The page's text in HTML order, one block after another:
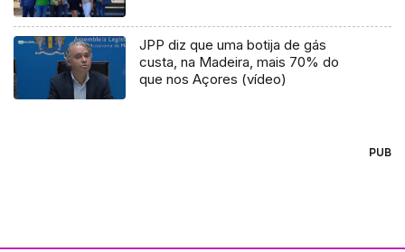
JPP diz que uma botija de gás
custa, na Madeira, mais 70% do
que nos Açores (vídeo)
PUB